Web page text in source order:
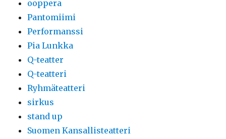
ooppera
Pantomiimi
Performanssi
Pia Lunkka
Q-teatter
Q-teatteri
Ryhmäteatteri
sirkus
stand up
Suomen Kansallisteatteri